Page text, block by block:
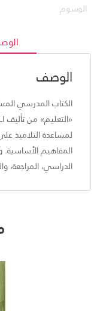
الوسوم:
الوصف
لمساعدة التلاميذ
المفاهيم الأساسية.
الدراسي، المراجعة،